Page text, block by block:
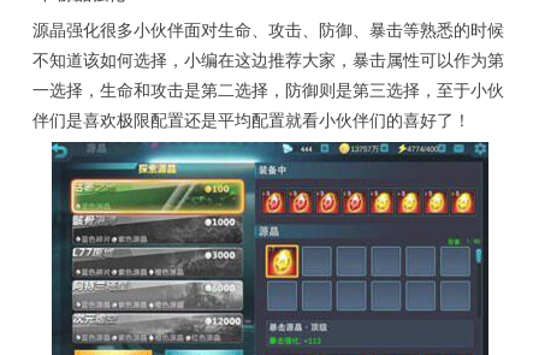
源晶强化很多小伙伴面对生命、攻击、防御、暴击等熟悉的时候
不知道该如何选择，小编在这边推荐大家，暴击属性可以作为第
一选择，生命和攻击是第二选择，防御则是第三选择，至于小伙
伴们是喜欢极限配置还是平均配置就看小伙伴们的喜好了！